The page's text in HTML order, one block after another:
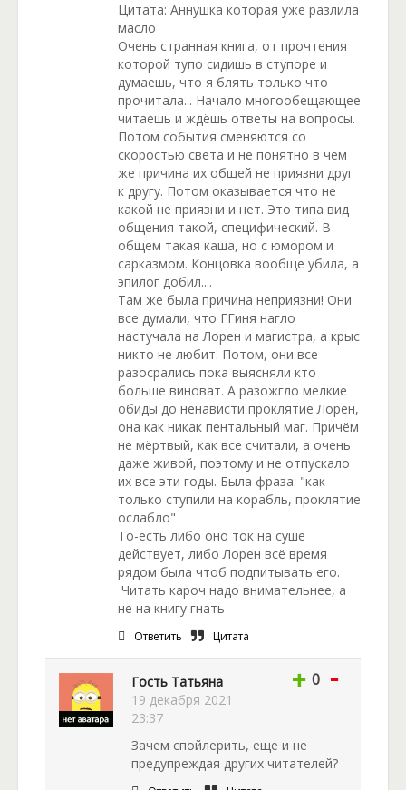
Цитата: Аннушка которая уже разлила
масло
Очень странная книга, от прочтения
которой тупо сидишь в ступоре и
думаешь, что я блять только что
прочитала... Начало многообещающее
читаешь и ждёшь ответы на вопросы.
Потом события сменяются со
скоростью света и не понятно в чем
же причина их общей не приязни друг
к другу. Потом оказывается что не
какой не приязни и нет. Это типа вид
общения такой, специфический. В
общем такая каша, но с юмором и
сарказмом. Концовка вообще убила, а
эпилог добил....
Там же была причина неприязни! Они
все думали, что ГГиня нагло
настучала на Лорен и магистра, а крыс
никто не любит. Потом, они все
разосрались пока выясняли кто
больше виноват. А разожгло мелкие
обиды до ненависти проклятие Лорен,
она как никак пентальный маг. Причём
не мёртвый, как все считали, а очень
даже живой, поэтому и не отпускало
их все эти годы. Была фраза: "как
только ступили на корабль, проклятие
ослабло"
То-есть либо оно ток на суше
действует, либо Лорен всё время
рядом была чтоб подпитывать его.
Читать кароч надо внимательнее, а
не на книгу гнать
Ответить Цитата
Гость Татьяна
19 декабря 2021
23:37
+ 0 -
Зачем спойлерить, еще и не
предупреждая других читателей?